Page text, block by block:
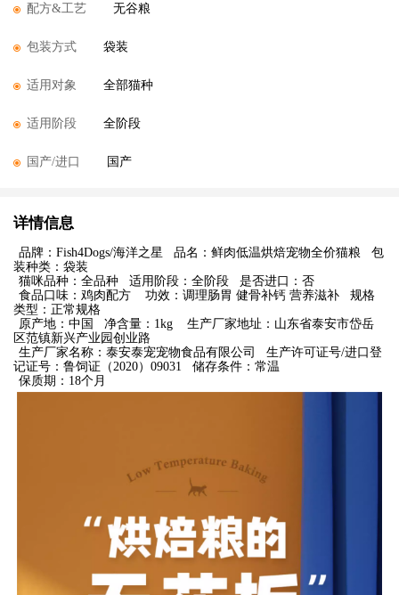
配方&工艺 无谷粮
包装方式 袋装
适用对象 全部猫种
适用阶段 全阶段
国产/进口 国产
详情信息
品牌：Fish4Dogs/海洋之星 品名：鲜肉低温烘焙宠物全价猫粮
包
装种类：袋装
猫咪品种：全品种
适用阶段：全阶段
是否进口：否
食品口味：鸡肉配方
功效：调理肠胃 健骨补钙 营养滋补
规格
类型：正常规格
原产地：中国
净含量：1kg
生产厂家地址：山东省泰安市岱岳
区范镇新兴产业园创业路
生产厂家名称：泰安泰宠宠物食品有限公司
生产许可证号/进口登
记证号：鲁饲证（2020）09031
储存条件：常温
保质期：18个月